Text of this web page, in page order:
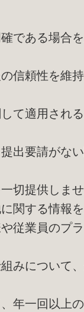
である場合
信頼性を維
て適用され
出要請がな
切提供しませ
関する情報
従業員のプ
みについて
年一回以上